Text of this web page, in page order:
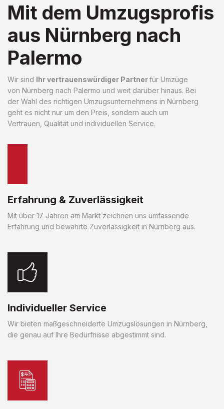
Mit dem Umzugsprofis
aus Nürnberg nach
Palermo
Wir sind Ihr vertrauenswürdiger Partnerfür Umzüge
von Nürnberg nach Palermo und weit darüber hinaus. Bei
der Wahl des richtigen Umzugsunternehmens in Nürnberg
geht es nicht nur um den Preis, sondern auch um
Vertrauen, Qualität und individuellen Service.
Erfahrung & Zuverlässigkeit
Mit über 17 Jahren am Markt zeichnen uns umfassende
Erfahrung und bewährte Zuverlässigkeit in Nürnberg aus.
Individueller Service
Wir bieten maßgeschneiderte Umzugslösungen in Nürnberg,
die genau auf Ihre Bedürfnisse abgestimmt sind.